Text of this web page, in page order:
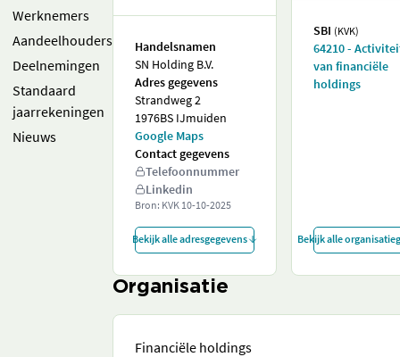
Werknemers
Aandeelhouders
Deelnemingen
Standaard
jaarrekeningen
Nieuws
Handelsnamen
SN Holding B.V.
Adres gegevens
Strandweg 2
1976BS IJmuiden
Google Maps
Contact gegevens
Telefoonnummer
Linkedin
Bron: KVK 10-10-2025
Bekijk alle adresgegevens
SBI (KVK)
64210 -
van financiële
holdings
Bekijk alle
Organisatie
Financiële holdings